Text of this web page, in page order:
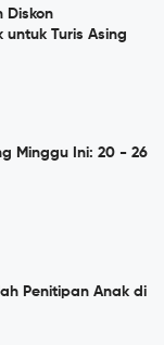
Diskon
untuk Turis Asing
Minggu Ini: 20 - 26
Penitipan Anak di